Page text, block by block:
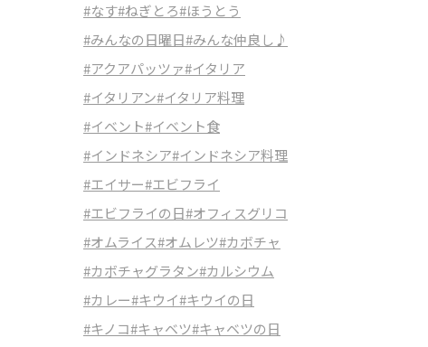
#なす#ねぎとろ#ほうとう
#みんなの日曜日#みんな仲良し♪
#アクアパッツァ#イタリア
#イタリアン#イタリア料理
#イベント#イベント食
#インドネシア#インドネシア料理
#エイサー#エビフライ
#エビフライの日#オフィスグリコ
#オムライス#オムレツ#カボチャ
#カボチャグラタン#カルシウム
#カレー#キウイ#キウイの日
#キノコ#キャベツ#キャベツの日